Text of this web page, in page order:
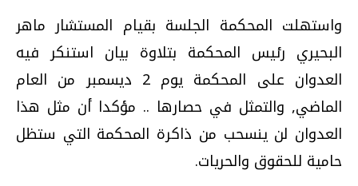
واستهلت المحكمة الجلسة بقيام المستشار ماهر
البحيري رئيس المحكمة بتلاوة بيان استنكر فيه
العدوان على المحكمة يوم 2 ديسمبر من العام
الماضي, والتمثل في حصارها .. مؤكدا أن مثل هذا
العدوان لن ينسحب من ذاكرة المحكمة التي ستظل
حامية للحقوق والحريات.